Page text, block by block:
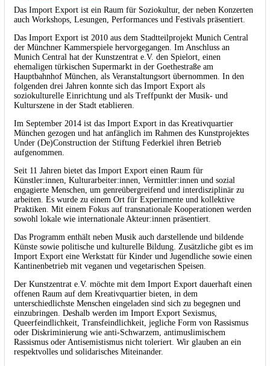
Das Import Export ist ein Raum für Soziokultur, der neben Konzerten
auch Workshops, Lesungen, Performances und Festivals präsentiert.
Das Import Export ist 2010 aus dem Stadtteilprojekt Munich Central
der Münchner Kammerspiele hervorgegangen. Im Anschluss an
Munich Central hat der Kunstzentrat e.V. den Spielort, einen
ehemaligen türkischen Supermarkt in der Goethestraße am
Hauptbahnhof München, als Veranstaltungsort übernommen. In den
folgenden drei Jahren konnte sich das Import Export als
soziokulturelle Einrichtung und als Treffpunkt der Musik- und
Kulturszene in der Stadt etablieren.
Im September 2014 ist das Import Export in das Kreativquartier
München gezogen und hat anfänglich im Rahmen des Kunstprojektes
Under (De)Construction der Stiftung Federkiel ihren Betrieb
aufgenommen.
Seit 11 Jahren bietet das Import Export einen Raum für
Künstler:innen, Kulturarbeiter:innen, Vermittler:innen und sozial
engagierte Menschen, um genreübergreifend und interdisziplinär zu
arbeiten. Es wurde zu einem Ort für Experimente und kollektive
Praktiken. Mit einem Fokus auf transnationale Kooperationen werden
sowohl lokale wie internationale Akteur:innen präsentiert.
Das Programm enthält neben Musik auch darstellende und bildende
Künste sowie politische und kulturelle Bildung. Zusätzliche gibt es im
Import Export eine Werkstatt für Kinder und Jugendliche sowie einen
Kantinenbetrieb mit veganen und vegetarischen Speisen.
Der Kunstzentrat e.V. möchte mit dem Import Export dauerhaft einen
offenen Raum auf dem Kreativquartier bieten, in dem
unterschiedlichste Menschen eingeladen sind sich zu begegnen und
einzubringen. Deshalb werden im Import Export Sexismus,
Queerfeindlichkeit, Transfeindlichkeit, jegliche Form von Rassismus
oder Diskriminierung wie anti-Schwarzem, antimuslimischem
Rassismus oder Antisemistismus nicht toleriert. Wir glauben an ein
respektvolles und solidarisches Miteinander.